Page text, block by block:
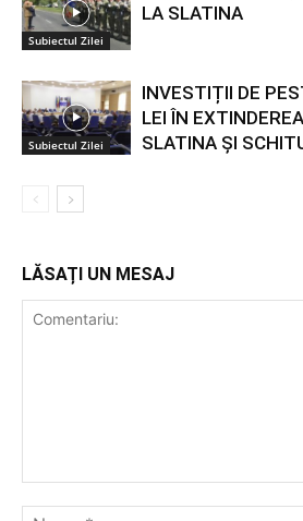
Subiectul Zilei
LA SLATINA
Subiectul Zilei
INVESTIȚII DE
LEI ÎN
SLATINA ȘI
LĂSAȚI UN MESAJ